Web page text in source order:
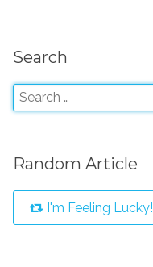
Search
Random Article
I'm Feeling Lucky!